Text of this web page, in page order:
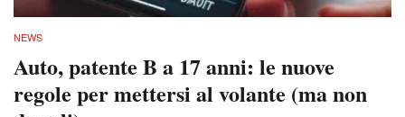
NEWS
Auto, patente B a 17 anni: le nuove
regole per mettersi al volante (ma non